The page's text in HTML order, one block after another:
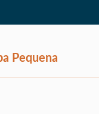
Pequena